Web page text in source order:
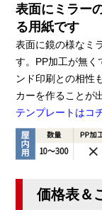
表面にミラー
る用紙です
表面に鏡の様なミ
す。PP加工が無く
ンド印刷との相性
カーを作ることが
テンプレートはコ
価格表＆